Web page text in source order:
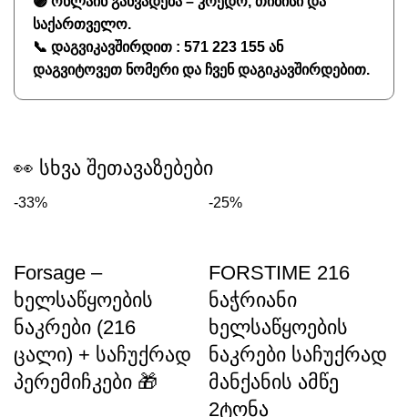
საქართველო.
📞 დაგვიკავშირდით : 571 223 155 ან
დაგვიტოვეთ ნომერი და ჩვენ დაგიკავშირდებით.
👀 სხვა შეთავაზებები
-33%
Forsage –
ხელსაწყოების
ნაკრები (216
ცალი) + საჩუქრად
პერემიჩკები 🎁
-25%
FORSTIME 216
ნაჭრიანი
ხელსაწყოების
ნაკრები საჩუქრად
მანქანის ამწე
2ტონა